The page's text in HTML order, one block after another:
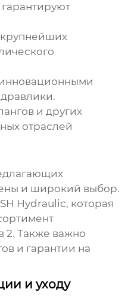
и других
отраслей
и широкий выбор.
Hydraulic, которая
2. Также важно
и гарантии на
и уходу